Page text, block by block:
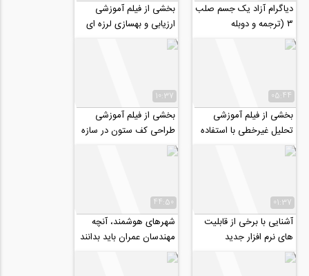
دیاگرام آزاد یک جسم صلب
۳ (ترجمه و دوبله
اختصاصی موسسه ۸۰۸)
بخشی از فیلم آموزشی
ارزیابی و بهسازی لرزه ای
سازه ها در نرم افزار
ETABS
05:44
بخشی از فیلم آموزشی
تحلیل غیرخطی با استفاده
از نرم افزار OpenSees
10:37
بخشی از فیلم آموزشی
طراحی کف ستون در سازه
های فولادی
01:37
آشنایی با برخی از قابلیت
های نرم افزار جدید
سایزموسافت،
SeismoSelect
44:50
شهرهای هوشمند، آنچه
مهندسان عمران باید بدانند